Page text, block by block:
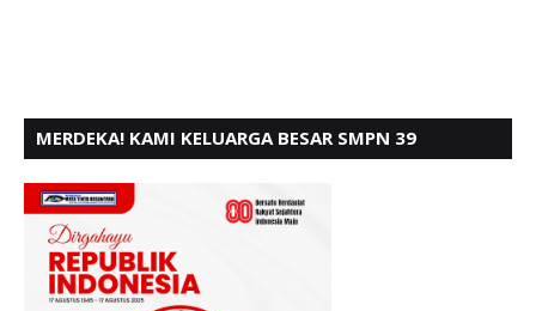
MERDEKA! KAMI KELUARGA BESAR SMPN 39